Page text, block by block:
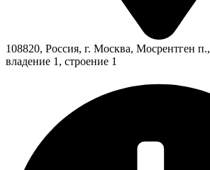
108820, Россия, г. Москва, Мосрентген
владение 1, строение 1